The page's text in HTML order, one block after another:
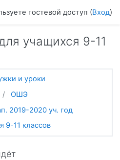
гостевой доступ (Вход)
учащихся 9-11
и уроки
ОШЭ
2019-2020 уч. год
9-11 классов